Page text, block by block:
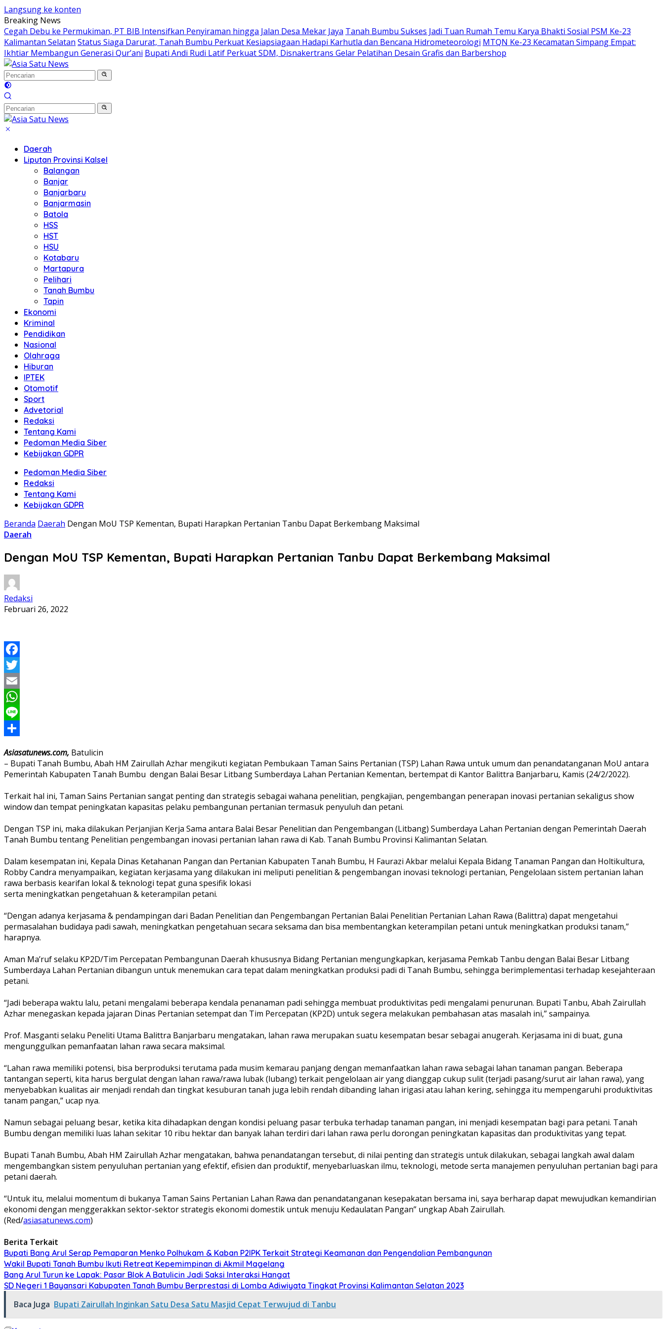
Langsung ke konten
Breaking News
Cegah Debu ke Permukiman, PT BIB Intensifkan Penyiraman hingga Jalan Desa Mekar Jaya Tanah Bumbu Sukses Jadi Tuan Rumah Temu Karya Bhakti Sosial PSM Ke-23
Kalimantan Selatan Status Siaga Darurat, Tanah Bumbu Perkuat Kesiapsiagaan Hadapi Karhutla dan Bencana Hidrometeorologi MTQN Ke-23 Kecamatan Simpang Empat:
Ikhtiar Membangun Generasi Qur’ani Bupati Andi Rudi Latif Perkuat SDM, Disnakertrans Gelar Pelatihan Desain Grafis dan Barbershop
Daerah
Liputan Provinsi Kalsel
Balangan
Banjar
Banjarbaru
Banjarmasin
Batola
HSS
HST
HSU
Kotabaru
Martapura
Pelihari
Tanah Bumbu
Tapin
Ekonomi
Kriminal
Pendidikan
Nasional
Olahraga
Hiburan
IPTEK
Otomotif
Sport
Advetorial
Redaksi
Tentang Kami
Pedoman Media Siber
Kebijakan GDPR
Pedoman Media Siber
Redaksi
Tentang Kami
Kebijakan GDPR
Beranda Daerah Dengan MoU TSP Kementan, Bupati Harapkan Pertanian Tanbu Dapat Berkembang Maksimal
Daerah
Dengan MoU TSP Kementan, Bupati Harapkan Pertanian Tanbu Dapat Berkembang Maksimal
Redaksi
Februari 26, 2022
Facebook
Twitter
Email
WhatsApp
Line
Asiasatunews.com, Batulicin
– Bupati Tanah Bumbu, Abah HM Zairullah Azhar mengikuti kegiatan Pembukaan Taman Sains Pertanian (TSP) Lahan Rawa untuk umum dan penandatanganan MoU antara
Pemerintah Kabupaten Tanah Bumbu dengan Balai Besar Litbang Sumberdaya Lahan Pertanian Kementan, bertempat di Kantor Balittra Banjarbaru, Kamis (24/2/2022).
Terkait hal ini, Taman Sains Pertanian sangat penting dan strategis sebagai wahana penelitian, pengkajian, pengembangan penerapan inovasi pertanian sekaligus show
window dan tempat peningkatan kapasitas pelaku pembangunan pertanian termasuk penyuluh dan petani.
Dengan TSP ini, maka dilakukan Perjanjian Kerja Sama antara Balai Besar Penelitian dan Pengembangan (Litbang) Sumberdaya Lahan Pertanian dengan Pemerintah Daerah
Tanah Bumbu tentang Penelitian pengembangan inovasi pertanian lahan rawa di Kab. Tanah Bumbu Provinsi Kalimantan Selatan.
Dalam kesempatan ini, Kepala Dinas Ketahanan Pangan dan Pertanian Kabupaten Tanah Bumbu, H Faurazi Akbar melalui Kepala Bidang Tanaman Pangan dan Holtikultura,
Robby Candra menyampaikan, kegiatan kerjasama yang dilakukan ini meliputi penelitian & pengembangan inovasi teknologi pertanian, Pengelolaan sistem pertanian lahan
rawa berbasis kearifan lokal & teknologi tepat guna spesifik lokasi
serta meningkatkan pengetahuan & keterampilan petani.
“Dengan adanya kerjasama & pendampingan dari Badan Penelitian dan Pengembangan Pertanian Balai Penelitian Pertanian Lahan Rawa (Balittra) dapat mengetahui
permasalahan budidaya padi sawah, meningkatkan pengetahuan secara seksama dan bisa membentangkan keterampilan petani untuk meningkatkan produksi tanam,”
harapnya.
Aman Ma’ruf selaku KP2D/Tim Percepatan Pembangunan Daerah khususnya Bidang Pertanian mengungkapkan, kerjasama Pemkab Tanbu dengan Balai Besar Litbang
Sumberdaya Lahan Pertanian dibangun untuk menemukan cara tepat dalam meningkatkan produksi padi di Tanah Bumbu, sehingga berimplementasi terhadap kesejahteraan
petani.
“Jadi beberapa waktu lalu, petani mengalami beberapa kendala penanaman padi sehingga membuat produktivitas pedi mengalami penurunan. Bupati Tanbu, Abah Zairullah
Azhar menegaskan kepada jajaran Dinas Pertanian setempat dan Tim Percepatan (KP2D) untuk segera melakukan pembahasan atas masalah ini,” sampainya.
Prof. Masganti selaku Peneliti Utama Balittra Banjarbaru mengatakan, lahan rawa merupakan suatu kesempatan besar sebagai anugerah. Kerjasama ini di buat, guna
mengunggulkan pemanfaatan lahan rawa secara maksimal.
“Lahan rawa memiliki potensi, bisa berproduksi terutama pada musim kemarau panjang dengan memanfaatkan lahan rawa sebagai lahan tanaman pangan. Beberapa
tantangan seperti, kita harus bergulat dengan lahan rawa/rawa lubak (lubang) terkait pengelolaan air yang dianggap cukup sulit (terjadi pasang/surut air lahan rawa), yang
menyebabkan kualitas air menjadi rendah dan tingkat kesuburan tanah juga lebih rendah dibanding lahan irigasi atau lahan kering, sehingga itu mempengaruhi produktivitas
tanam pangan,” ucap nya.
Namun sebagai peluang besar, ketika kita dihadapkan dengan kondisi peluang pasar terbuka terhadap tanaman pangan, ini menjadi kesempatan bagi para petani. Tanah
Bumbu dengan memiliki luas lahan sekitar 10 ribu hektar dan banyak lahan terdiri dari lahan rawa perlu dorongan peningkatan kapasitas dan produktivitas yang tepat.
Bupati Tanah Bumbu, Abah HM Zairullah Azhar mengatakan, bahwa penandatangan tersebut, di nilai penting dan strategis untuk dilakukan, sebagai langkah awal dalam
mengembangkan sistem penyuluhan pertanian yang efektif, efisien dan produktif, menyebarluaskan ilmu, teknologi, metode serta manajemen penyuluhan pertanian bagi para
petani daerah.
“Untuk itu, melalui momentum di bukanya Taman Sains Pertanian Lahan Rawa dan penandatanganan kesepakatan bersama ini, saya berharap dapat mewujudkan kemandirian
ekonomi dengan menggerakkan sektor-sektor strategis ekonomi domestik untuk menuju Kedaulatan Pangan” ungkap Abah Zairullah.
(Red/asiasatunews.com)
Berita Terkait
Bupati Bang Arul Serap Pemaparan Menko Polhukam & Kaban P2IPK Terkait Strategi Keamanan dan Pengendalian Pembangunan
Wakil Bupati Tanah Bumbu Ikuti Retreat Kepemimpinan di Akmil Magelang
Bang Arul Turun ke Lapak: Pasar Blok A Batulicin Jadi Saksi Interaksi Hangat
SD Negeri 1 Bayansari Kabupaten Tanah Bumbu Berprestasi di Lomba Adiwiyata Tingkat Provinsi Kalimantan Selatan 2023
Baca Juga Bupati Zairullah Inginkan Satu Desa Satu Masjid Cepat Terwujud di Tanbu